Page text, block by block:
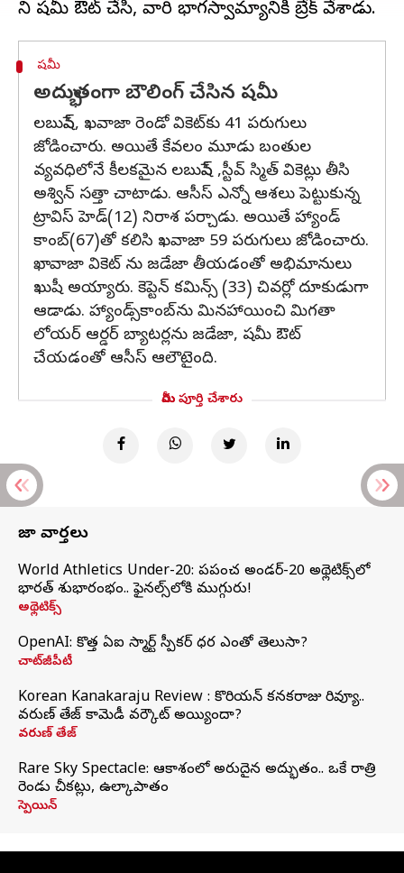
షమీ
అద్భుతంగా బౌలింగ్ చేసిన షమీ
లబుషేన్, ఖవాజా రెండో వికెట్‌కు 41 పరుగులు
జోడించారు. అయితే కేవలం మూడు బంతుల
వ్యవధిలోనే కీలకమైన లబుషేన్ ,స్టీవ్ స్మిత్ వికెట్లు తీసి
అశ్విన్ సత్తా చాటాడు. ఆసీస్ ఎన్నో ఆశలు పెట్టుకున్న
ట్రావిస్ హెడ్(12) నిరాశ పర్చాడు. అయితే హ్యాండ్
కాంబ్(67)తో కలిసి ఖవాజా 59 పరుగులు జోడించారు.
ఖావాజా వికెట్ ను జడేజా తీయడంతో అభిమానులు
ఖుషీ అయ్యారు. కెప్టెన్ కమిన్స్ (33) చివర్లో దూకుడుగా
ఆడాడు. హ్యాండ్స్‌కాంబ్‌ను మినహాయించి మిగతా
లోయర్‌ ఆర్డర్‌ బ్యాటర్లను జడేజా, షమీ ఔట్‌
చేయడంతో ఆసీస్‌ ఆలౌటైంది.
మీరు పూర్తి చేశారు
తాజా వార్తలు
World Athletics Under-20: ప్రపంచ అండర్-20 అథ్లెటిక్స్‌లో
భారత్‌ శుభారంభం.. ఫైనల్స్‌లోకి ముగ్గురు!
అథ్లెటిక్స్
OpenAI: కొత్త ఏఐ స్మార్ట్ స్పీకర్ ధర ఎంతో తెలుసా?
చాట్‌జీపీటీ
Korean Kanakaraju Review : కొరియన్ కనకరాజు రివ్యూ..
వరుణ్ తేజ్ కామెడీ వర్కౌట్ అయ్యిందా?
వరుణ్ తేజ్
Rare Sky Spectacle: ఆకాశంలో అరుదైన అద్భుతం.. ఒకే రాత్రి
రెండు చీకట్లు, ఉల్కాపాతం
స్పెయిన్